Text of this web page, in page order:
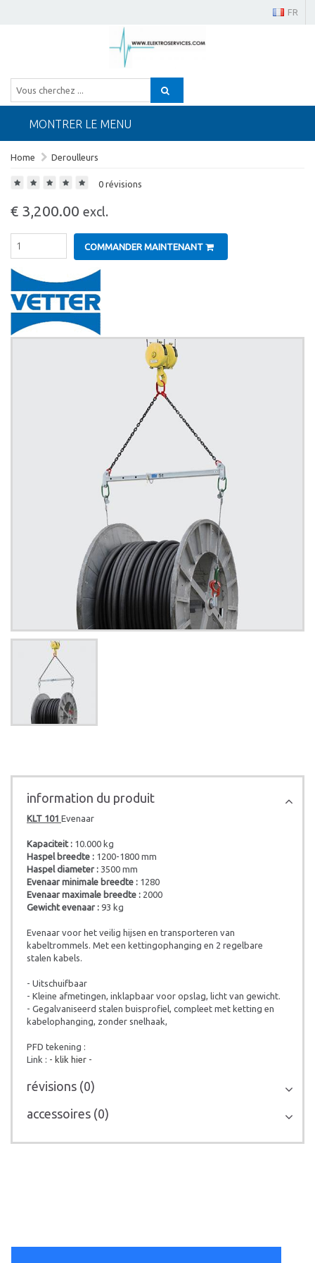
FR
MONTRER LE MENU
Home Deroulleurs
0 révisions
€ 3,200.00 excl.
COMMANDER MAINTENANT
information du produit
KLT 101 Evenaar
Kapaciteit : 10.000 kg
Haspel breedte : 1200-1800 mm
Haspel diameter : 3500 mm
Evenaar minimale breedte : 1280
Evenaar maximale breedte : 2000
Gewicht evenaar : 93 kg
Evenaar voor het veilig hijsen en transporteren van
kabeltrommels. Met een kettingophanging en 2 regelbare
stalen kabels.
- Uitschuifbaar
- Kleine afmetingen, inklapbaar voor opslag, licht van gewicht.
- Gegalvaniseerd stalen buisprofiel, compleet met ketting en
kabelophanging, zonder snelhaak,
PFD tekening :
Link : - klik hier -
révisions (0)
accessoires (0)